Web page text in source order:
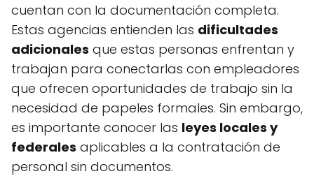
cuentan con la documentación completa.
Estas agencias entienden las dificultades
adicionales que estas personas enfrentan y
trabajan para conectarlas con empleadores
que ofrecen oportunidades de trabajo sin la
necesidad de papeles formales. Sin embargo,
es importante conocer las leyes locales y
federales aplicables a la contratación de
personal sin documentos.